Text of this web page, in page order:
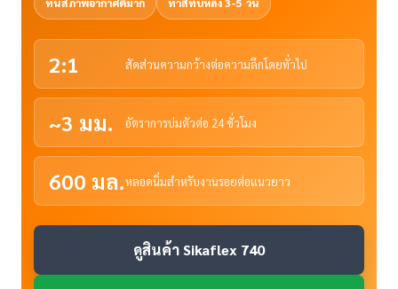
2:1 สัดส่วนความกว้างต่อความลึกโดยทั่วไป
~3 มม. อัตราการบ่มตัวต่อ 24 ชั่วโมง
600 มล.หลอดนิ่มสำหรับงานรอยต่อแนวยาว
ดูสินค้า Sikaflex 740